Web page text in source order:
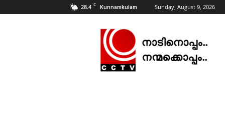
28.4 C Kunnamkulam Sunday, August 9, 2026
NEWS
|
KUNNAMKULAM